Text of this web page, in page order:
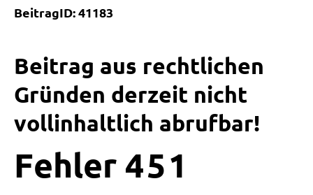
BeitragID: 41183
Beitrag aus rechtlichen
Gründen derzeit nicht
vollinhaltlich abrufbar!
Fehler 4 5 1